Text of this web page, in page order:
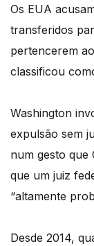
Os EUA
transferidos
pertencerem
classificou
Washington
expulsão sem
num gesto que
que um juiz
“altamente
Desde 2014,